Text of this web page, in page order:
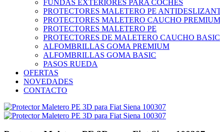
FUNDAS EXTERIORES PARA COCHES
PROTECTORES MALETERO PE
PROTECTORES MALETERO CAUCHO PREMIUM
PROTECTORES MALETERO PE
PROTECTORES DE MALETERO CAUCHO BASIC
ALFOMBRILLAS GOMA PREMIUM
ALFOMBRILLAS GOMA BASIC
PASOS RUEDA
OFERTAS
NOVEDADES
CONTACTO